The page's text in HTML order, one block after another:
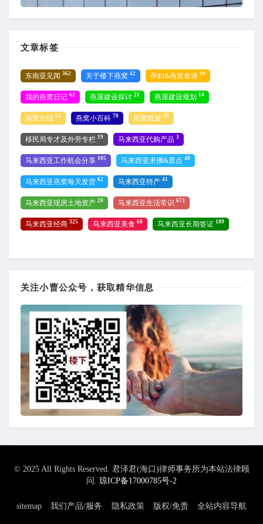
文章标签
东南亚见闻 362 关于楼下燕窝 42 孕妇&燕窝食谱 90
我的燕窝日记 62 燕屋建设探讨 21 燕屋建设规划 14
燕窝介绍 53 燕窝小百科 70 燕窝批发 39
移民局专才及外劳专栏 19 马来西亚代购产品 3
马来西亚工作机会分享 105 马来西亚求佛&景点 48
马来西亚燕窝每天发货 62 马来西亚特产 41
马来西亚现房土地资产 20 马来西亚生活常识 673
马来西亚经商 325 马来西亚美食 60 马来西亚长期签证 189
关注小曹公众号，获取精华信息
© 2025 All Rights Reserved. 君泽君(海口)律师事务所为本站法律顾
问. 琼ICP备17000785号-2
sitemap 我们产品/服务 隐私政策 版权/免责 全站内容导航